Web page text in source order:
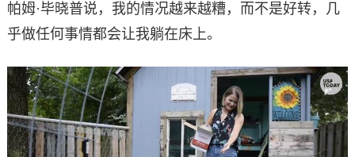
帕姆·毕晓普说，我的情况越来越糟，而不是好转，几
乎做任何事情都会让我躺在床上。